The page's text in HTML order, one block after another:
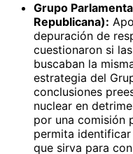
Grupo
Republicana):
depuración de
cuestionaron si
buscaban la
estrategia del
conclusiones
nuclear en
por una comisión
permita
que sirva para